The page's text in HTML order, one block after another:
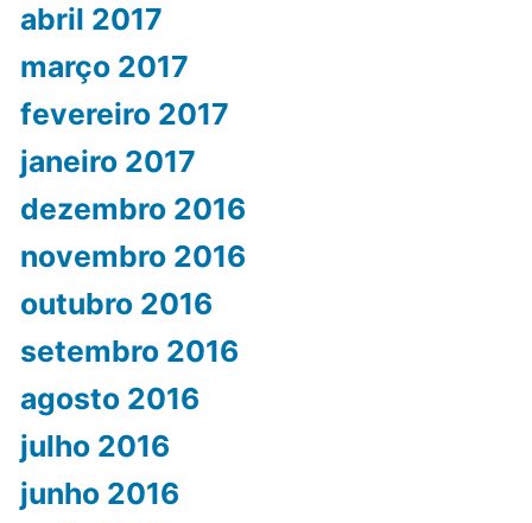
abril 2017
março 2017
fevereiro 2017
janeiro 2017
dezembro 2016
novembro 2016
outubro 2016
setembro 2016
agosto 2016
julho 2016
junho 2016